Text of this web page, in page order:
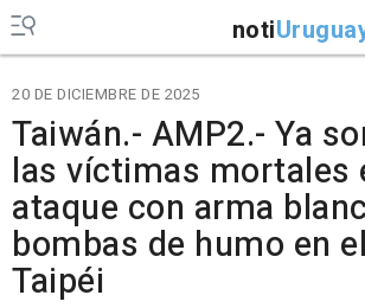
noti
20 DE DICIEMBRE DE 2025
Taiwán.- AMP2.- Ya
las víctimas mortales
ataque con arma
bombas de humo en
Taipéi